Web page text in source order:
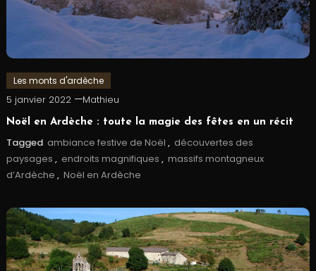
Les monts d'ardèche
5 janvier 2022 Mathieu
Noël en Ardèche : toute la magie des fêtes en un récit
Tagged ambiance festive de Noël , découvertes des
paysages , endroits magnifiques , massifs montagneux
d’Ardèche , Noël en Ardèche